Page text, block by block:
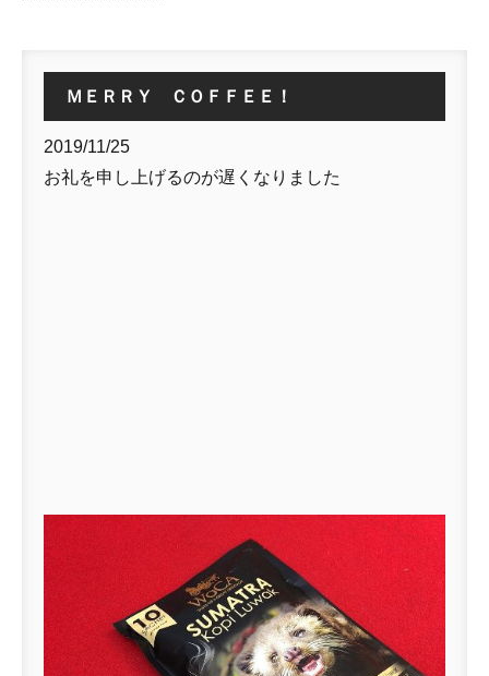
ＭＥＲＲＹ ＣＯＦＦＥＥ！
2019/11/25
お礼を申し上げるのが遅くなりました